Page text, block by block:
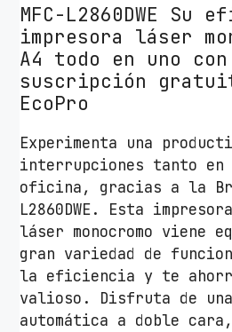
MFC-L2860DWE Su
impresora láser
A4 todo en uno con
suscripción
EcoPro
Experimenta una
interrupciones tanto en
oficina, gracias a la
L2860DWE. Esta
láser monocromo viene
gran variedad de
la eficiencia y te
valioso. Disfruta de
automática a doble